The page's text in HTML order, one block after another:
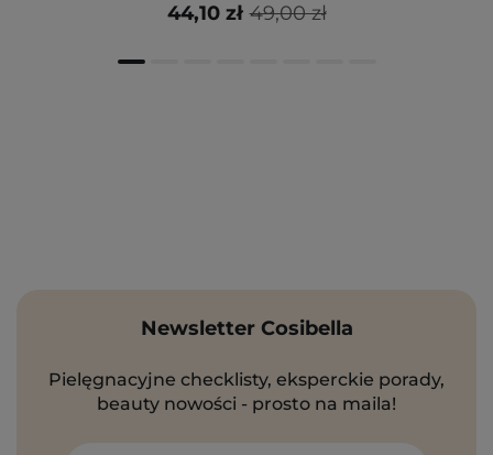
49,00 zł
44,10 zł
Newsletter Cosibella
Pielęgnacyjne checklisty, eksperckie porady,
beauty nowości - prosto na maila!